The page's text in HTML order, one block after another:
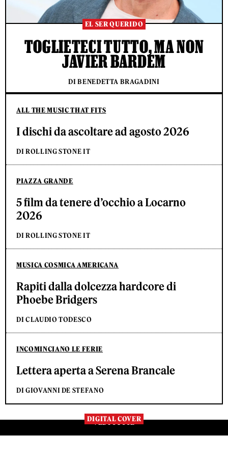
ALL THE MUSIC THAT FITS
I dischi da ascoltare ad agosto 2026
DI ROLLING STONE IT
PIAZZA GRANDE
5 film da tenere d’occhio a Locarno
2026
DI ROLLING STONE IT
MUSICA COSMICA AMERICANA
Rapiti dalla dolcezza hardcore di
Phoebe Bridgers
DI CLAUDIO TODESCO
INCOMINCIANO LE FERIE
Lettera aperta a Serena Brancale
DI GIOVANNI DE STEFANO
EL SER QUERIDO
TOGLIETECI TUTTO, MA NON
JAVIER BARDEM
DI BENEDETTA BRAGADINI
DIGITAL COVER
VEDI TUTTE